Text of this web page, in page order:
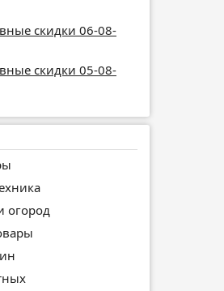
скидки 06-08-
скидки 05-08-
огород